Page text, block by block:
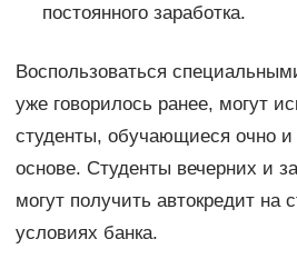
постоянного заработка.
Воспользоваться
уже говорилось ранее, могут
студенты, обучающиеся очно
основе. Студенты вечерних и
могут получить автокредит на
условиях банка.